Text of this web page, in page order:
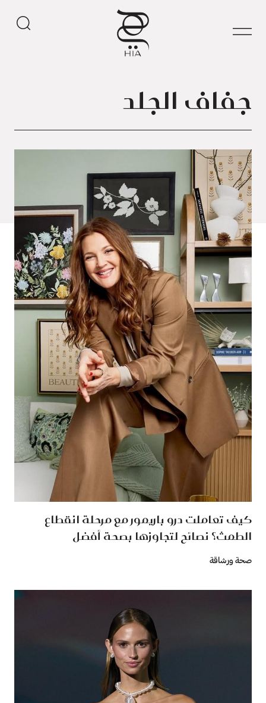
جفاف الجلد
كيف تعاملت درو باريمور مع مرحلة انقطاع
الطمث؟ نصائح لتجاوزها بصحة أفضل
صحة ورشاقة